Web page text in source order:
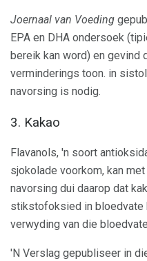
Joernaal van Voeding
EPA en DHA ondersoek
bereik kan word) en gevind
verminderings toon. in
navorsing is nodig.
3. Kakao
Flavanols, 'n soort
sjokolade voorkom, kan
navorsing dui daarop dat
stikstofoksied in bloedvate
verwyding van die
'N Verslag gepubliseer in